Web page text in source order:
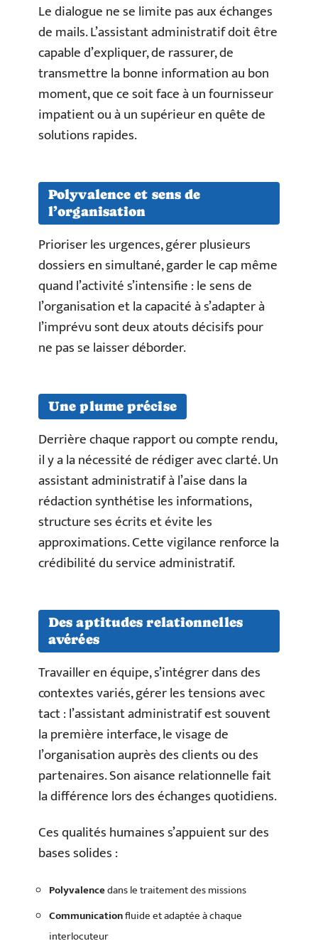
Le dialogue ne se limite pas aux échanges
de mails. L’assistant administratif doit être
capable d’expliquer, de rassurer, de
transmettre la bonne information au bon
moment, que ce soit face à un fournisseur
impatient ou à un supérieur en quête de
solutions rapides.
Polyvalence et sens de
l’organisation
Prioriser les urgences, gérer plusieurs
dossiers en simultané, garder le cap même
quand l’activité s’intensifie : le sens de
l’organisation et la capacité à s’adapter à
l’imprévu sont deux atouts décisifs pour
ne pas se laisser déborder.
Une plume précise
Derrière chaque rapport ou compte rendu,
il y a la nécessité de rédiger avec clarté. Un
assistant administratif à l’aise dans la
rédaction synthétise les informations,
structure ses écrits et évite les
approximations. Cette vigilance renforce la
crédibilité du service administratif.
Des aptitudes relationnelles
avérées
Travailler en équipe, s’intégrer dans des
contextes variés, gérer les tensions avec
tact : l’assistant administratif est souvent
la première interface, le visage de
l’organisation auprès des clients ou des
partenaires. Son aisance relationnelle fait
la différence lors des échanges quotidiens.
Ces qualités humaines s’appuient sur des
bases solides :
Polyvalencedans le traitement des missions
Communicationfluide et adaptée à chaque
interlocuteur